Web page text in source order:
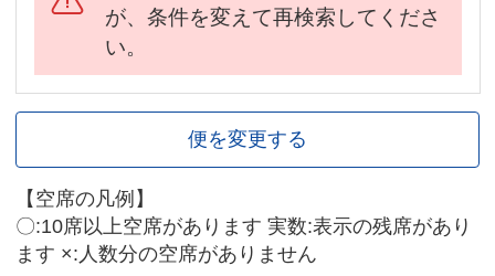
が、条件を変えて再検索してくださ
い。
便を変更する
【空席の凡例】
〇:10席以上空席があります 実数:表示の残席があり
ます ×:人数分の空席がありません